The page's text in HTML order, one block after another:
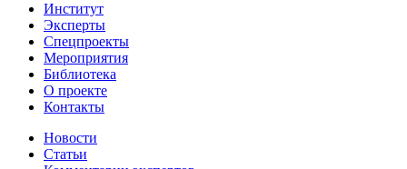
Институт
Эксперты
Спецпроекты
Мероприятия
Библиотека
О проекте
Контакты
Новости
Статьи